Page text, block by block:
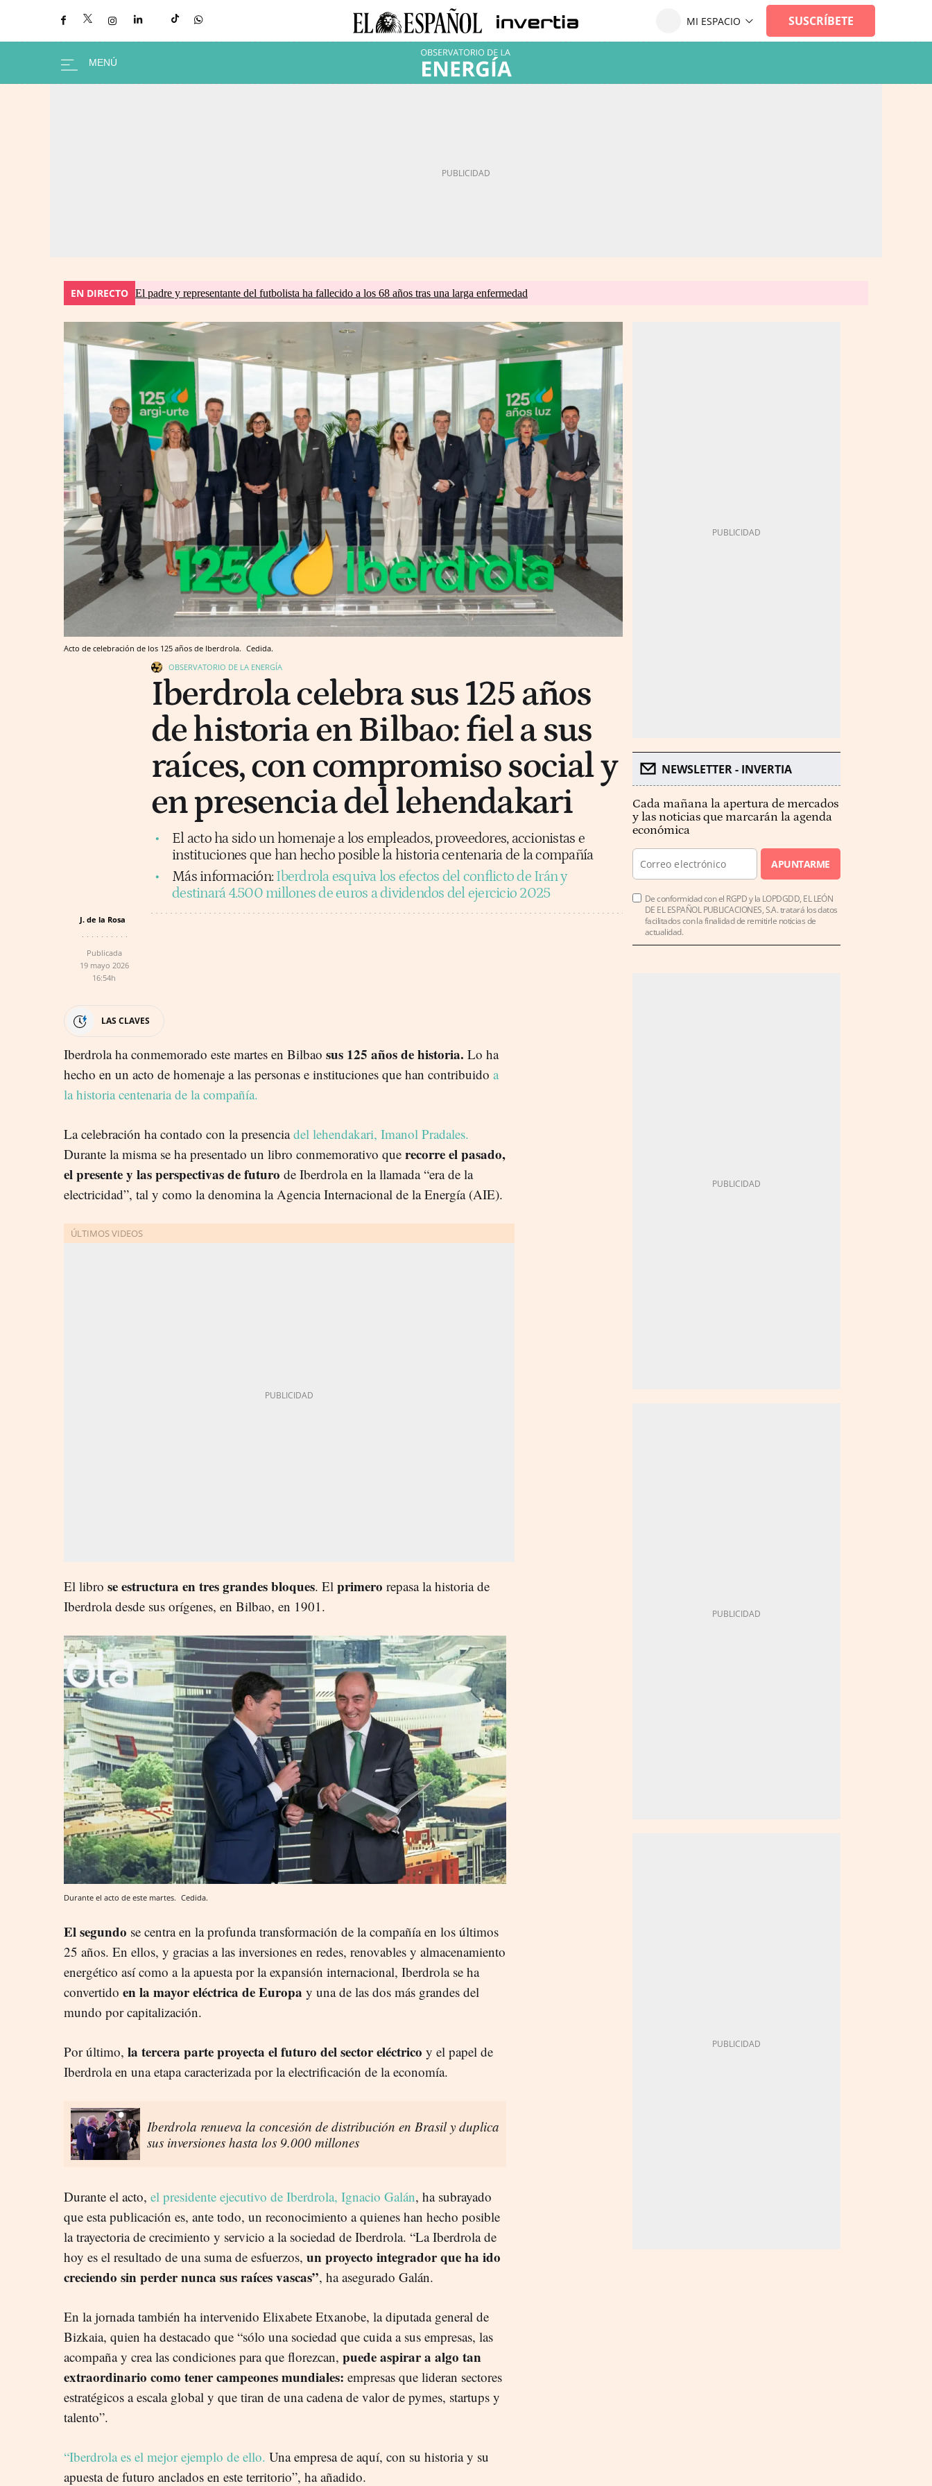
EN DIRECTO El padre y representante del futbolista ha fallecido a los 68 años tras una larga enfermedad
Acto de celebración de los 125 años de Iberdrola. Cedida.
OBSERVATORIO DE LA ENERGÍA
Iberdrola celebra sus 125 años
de historia en Bilbao: fiel a sus
raíces, con compromiso social y
en presencia del lehendakari
El acto ha sido un homenaje a los empleados, proveedores, accionistas e
instituciones que han hecho posible la historia centenaria de la compañía
Más información: Iberdrola esquiva los efectos del conflicto de Irán y
destinará 4.500 millones de euros a dividendos del ejercicio 2025
J. de la Rosa
Publicada
19 mayo 2026
16:54h
LAS CLAVES
Iberdrola ha conmemorado este martes en Bilbao sus 125 años de historia. Lo ha
hecho en un acto de homenaje a las personas e instituciones que han contribuido a
la historia centenaria de la compañía.
La celebración ha contado con la presenciadel lehendakari, Imanol Pradales.
Durante la misma se ha presentado un libro conmemorativo que recorre el pasado,
el presente y las perspectivas de futuro de Iberdrola en la llamada “era de la
electricidad”, tal y como la denomina la Agencia Internacional de la Energía (AIE).
El libro se estructura en tres grandes bloques. El primero repasa la historia de
Iberdrola desde sus orígenes, en Bilbao, en 1901.
Durante el acto de este martes. Cedida.
El segundo se centra en la profunda transformación de la compañía en los últimos
25 años. En ellos, y gracias a las inversiones en redes, renovables y almacenamiento
energético así como a la apuesta por la expansión internacional, Iberdrola se ha
convertido en la mayor eléctrica de Europa y una de las dos más grandes del
mundo por capitalización.
Por último, la tercera parte proyecta el futuro del sector eléctrico y el papel de
Iberdrola en una etapa caracterizada por la electrificación de la economía.
Iberdrola renueva la concesión de distribución en Brasil y duplica
sus inversiones hasta los 9.000 millones
Durante el acto, el presidente ejecutivo de Iberdrola, Ignacio Galán, ha subrayado
que esta publicación es, ante todo, un reconocimiento a quienes han hecho posible
la trayectoria de crecimiento y servicio a la sociedad de Iberdrola. “La Iberdrola de
hoy es el resultado de una suma de esfuerzos, un proyecto integrador que ha ido
creciendo sin perder nunca sus raíces vascas”, ha asegurado Galán.
En la jornada también ha intervenido Elixabete Etxanobe, la diputada general de
Bizkaia, quien ha destacado que “sólo una sociedad que cuida a sus empresas, las
acompaña y crea las condiciones para que florezcan, puede aspirar a algo tan
extraordinario como tener campeones mundiales: empresas que lideran sectores
estratégicos a escala global y que tiran de una cadena de valor de pymes, startups y
talento”.
“Iberdrola es el mejor ejemplo de ello. Una empresa de aquí, con su historia y su
apuesta de futuro anclados en este territorio”, ha añadido.
NEWSLETTER - INVERTIA
Cada mañana la apertura de mercados
y las noticias que marcarán la agenda
económica
APUNTARME
De conformidad con el RGPD y la LOPDGDD, EL LEÓN
DE EL ESPAÑOL PUBLICACIONES, S.A. tratará los datos
facilitados con la finalidad de remitirle noticias de
actualidad.